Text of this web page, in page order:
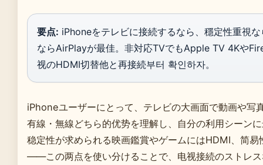
要点: iPhoneをテレビに接続するなら、穩定性重視
ならAirPlayが最佳。非対応TVでもApple TV 4Kや
视のHDMI切替他と再接続부터 확인하자。
iPhoneユーザーにとって、テレビの大画面で動画や写
有線・無線どちら的优势を理解し、自分の利用シーン
稳定性が求められる映画鑑賞やゲームにはHDMI、简
——この两点を使い分けることで、电视接続のストレ